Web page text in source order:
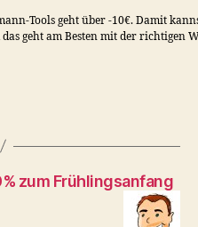
Tools geht über -10€. Damit
geht am Besten mit der richtigen
zum Frühlingsanfang